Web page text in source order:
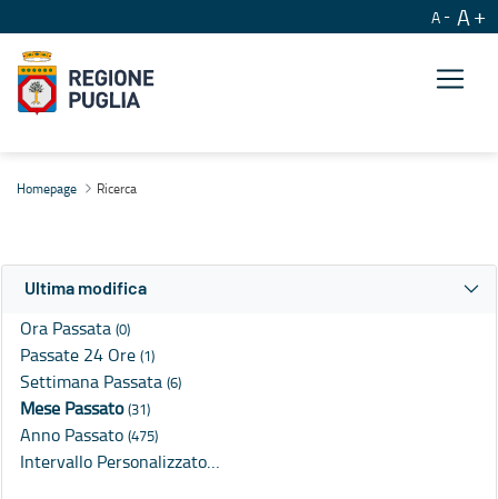
A A
Homepage Ricerca
Ultima modifica
Ora Passata (0)
Passate 24 Ore (1)
Settimana Passata (6)
Mese Passato(31)
Anno Passato (475)
Intervallo Personalizzato…